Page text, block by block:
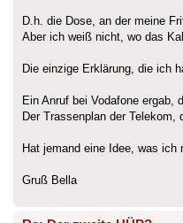
D.h. die Dose, an der meine
Aber ich weiß nicht, wo das
Die einzige Erklärung, die ich
Ein Anruf bei Vodafone ergab,
Der Trassenplan der Telekom,
Hat jemand eine Idee, was ich
Gruß Bella